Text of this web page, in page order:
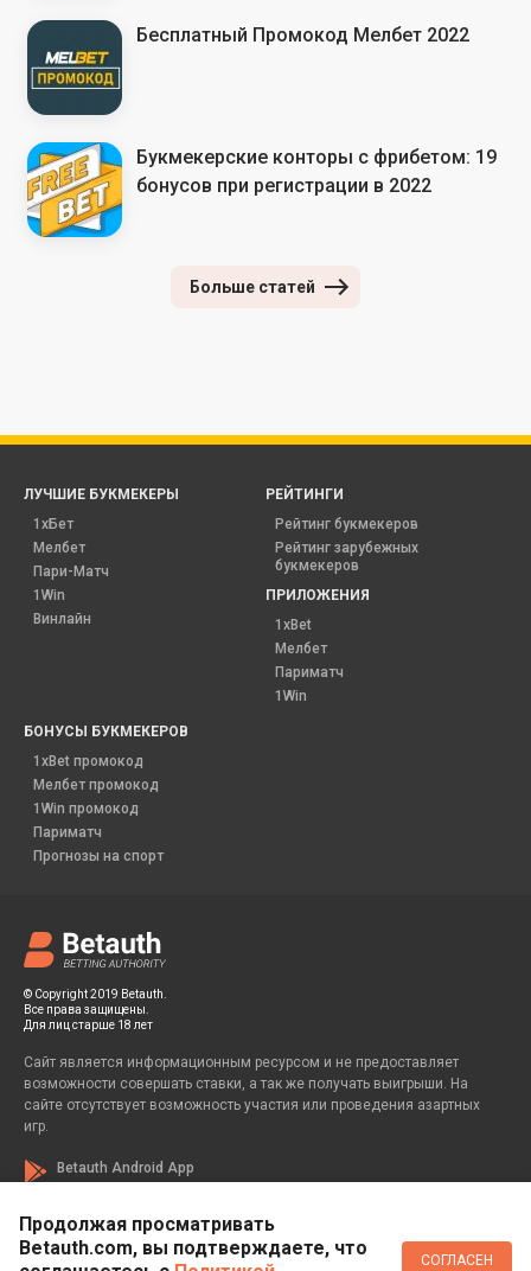
Бесплатный Промокод Мелбет 2022
Букмекерские конторы с фрибетом: 19
бонусов при регистрации в 2022
Больше статей
Продолжая просматривать
Betauth.com, вы подтверждаете, что
СОГЛАСЕН
© Copyright 2019 Betauth.
Все права защищены.
Для лиц старше 18 лет
Сайт является информационным ресурсом и не предоставляет
возможности совершать ставки, а так же получать выигрыши. На
сайте отсутствует возможность участия или проведения азартных
игр.
Betauth Android App
ЛУЧШИЕ БУКМЕКЕРЫ
1хБет
Мелбет
Пари-Матч
1Win
Винлайн
РЕЙТИНГИ
Рейтинг букмекеров
Рейтинг зарубежных
букмекеров
ПРИЛОЖЕНИЯ
1xBet
Мелбет
Париматч
1Win
БОНУСЫ БУКМЕКЕРОВ
1xBet промокод
Мелбет промокод
1Win промокод
Париматч
Прогнозы на спорт
Если вы заметили у себя признаки зависимости от азартных игр, вы
всегда можете обратиться за помощью к специалисту: